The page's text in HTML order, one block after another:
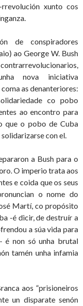
xunto cos
de conspiradores
ao George W. Bush
nova iniciativa
as denanteriores:
co pobo
ao encontro para
que o pobo de Cuba
con el.
a Bush para o
O imperio trata aos
e coida que os seus
o nome do
Martí, co propósito
-é dicir, de destruír a
a súa vida para
é non só unha brutal
tamén unha infamia
aos “prisioneiros
un disparate senón